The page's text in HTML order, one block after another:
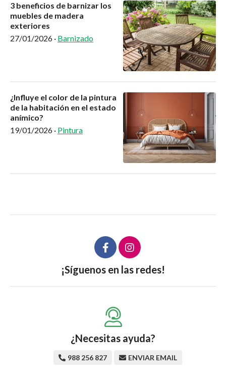
3 beneficios de barnizar los
muebles de madera
exteriores
27/01/2026 · Barnizado
¿Influye el color de la pintura
de la habitación en el estado
anímico?
19/01/2026 · Pintura
¡Síguenos en las redes!
¿Necesitas ayuda?
988 256 827 ENVIAR EMAIL